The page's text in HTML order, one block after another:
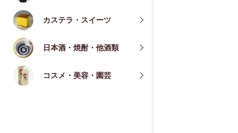
カステラ・スイーツ
日本酒・焼酎・他酒類
コスメ・美容・園芸